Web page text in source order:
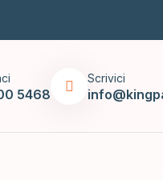
5468
Scrivici